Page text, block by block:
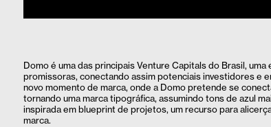
Domo é uma das principais Venture Capitals do Brasil,
promissoras, conectando assim potenciais investidores e
novo momento de marca, onde a Domo pretende se
tornando uma marca tipográfica, assumindo tons de azul
inspirada em blueprint de projetos, um recurso para
marca.